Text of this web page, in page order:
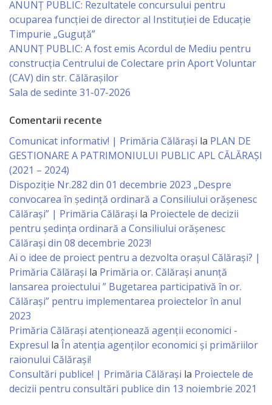
Specialist
în
Construcţii,
Gospodărie
Comunală
şi
Drumuri
Specialist
în
Problemele
Antreprenoriat,
Business
şi
Specialist
în
Problemele
ANUNȚ PUBLIC: Rezultatele concursului pentru
ocuparea funcției de director al Instituției de Educație
Timpurie „Guguță”
ANUNȚ PUBLIC: A fost emis Acordul de Mediu pentru
construcția Centrului de Colectare prin Aport Voluntar
(CAV) din str. Călărașilor
Sala de sedinte 31-07-2026
Comentarii recente
Comunicat informativ! | Primăria Călărași la PLAN DE
GESTIONARE A PATRIMONIULUI PUBLIC APL CĂLĂRAȘI
(2021 – 2024)
Dispoziție Nr.282 din 01 decembrie 2023 „Despre
convocarea în ședință ordinară a Consiliului orășenesc
Călărași” | Primăria Călărași la Proiectele de decizii
pentru ședința ordinară a Consiliului orășenesc
Călărași din 08 decembrie 2023!
Ai o idee de proiect pentru a dezvolta orașul Călărași? |
Primăria Călărași la Primăria or. Călărași anunță
lansarea proiectului ” Bugetarea participativă în or.
Călărași” pentru implementarea proiectelor în anul
2023
Primăria Călăraşi atenţionează agenţii economici -
Expresul la În atenția agenților economici și primăriilor
raionului Călărași!
Consultări publice! | Primăria Călărași la Proiectele de
decizii pentru consultări publice din 13 noiembrie 2021